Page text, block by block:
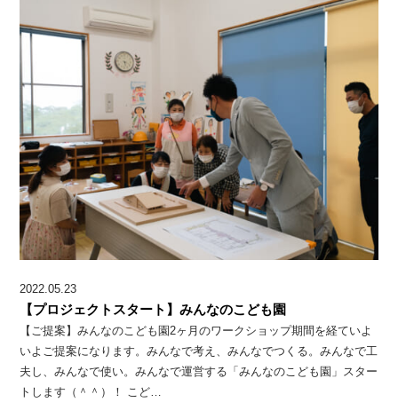
2022.05.23
【プロジェクトスタート】みんなのこども園
【ご提案】みんなのこども園2ヶ月のワークショップ期間を経ていよ
いよご提案になります。みんなで考え、みんなでつくる。みんなで工
夫し、みんなで使い。みんなで運営する「みんなのこども園」スター
トします（＾＾）！ こど…